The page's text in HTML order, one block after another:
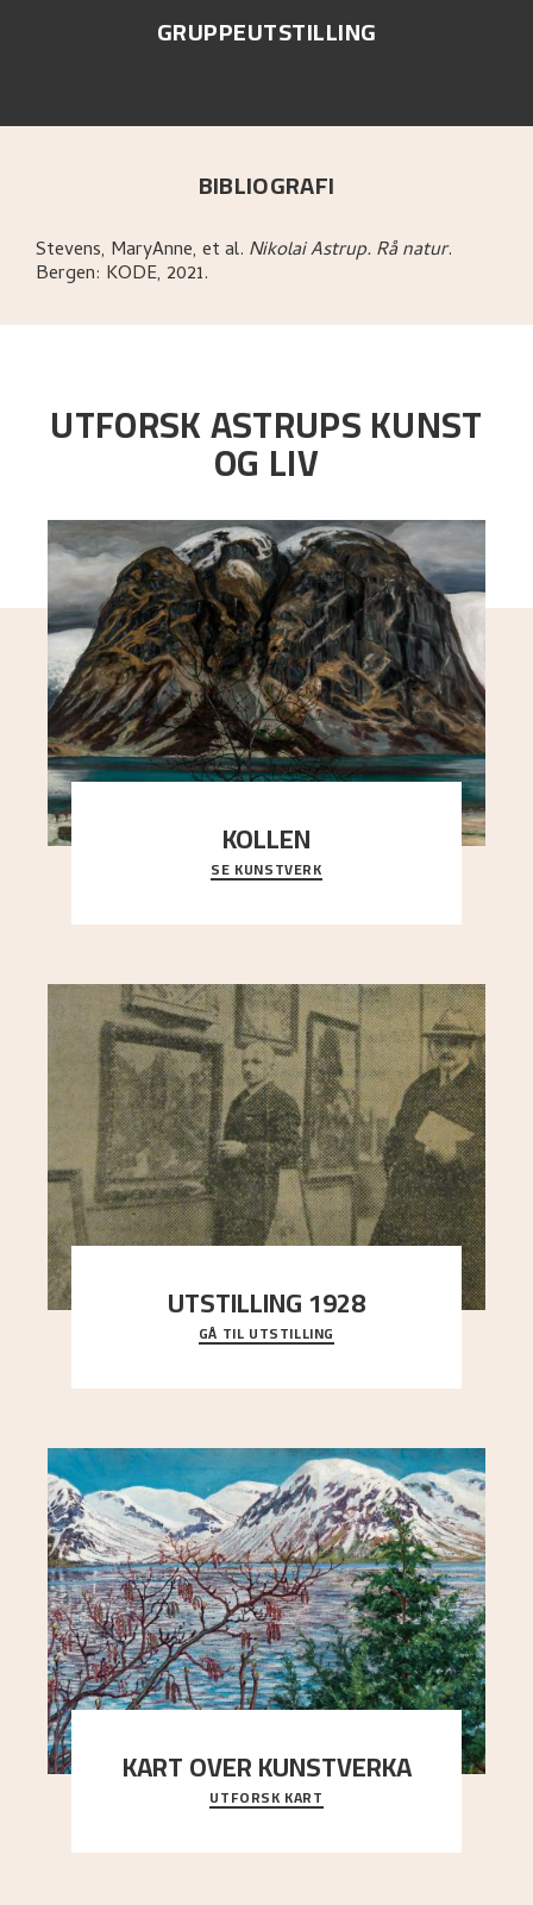
GRUPPEUTSTILLING
BIBLIOGRAFI
Stevens, MaryAnne, et al. Nikolai Astrup. Rå natur.
Bergen: KODE, 2021.
UTFORSK ASTRUPS KUNST
OG LIV
KOLLEN
Et ruvende fjell dominerer bildeflaten, og står i
sterk kontrast til det spinkle rognetreet ute
SE KUNSTVERK
UTSTILLING 1928
Då Astrup døydde i 1928, tok vennene Moritz
Kaland og Simon Thorbjørnsen initiativ til å
GÅ TIL UTSTILLING
KART OVER KUNSTVERKA
Utforsk stedene og utsiktene i Astrups malerier
UTFORSK KART